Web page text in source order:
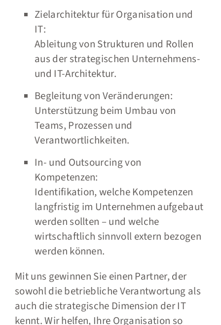
Zielarchitektur für Organisation und
IT:
Ableitung von Strukturen und Rollen
aus der strategischen Unternehmens-
und IT-Architektur.
Begleitung von Veränderungen:
Unterstützung beim Umbau von
Teams, Prozessen und
Verantwortlichkeiten.
In- und Outsourcing von
Kompetenzen:
Identifikation, welche Kompetenzen
langfristig im Unternehmen aufgebaut
werden sollten – und welche
wirtschaftlich sinnvoll extern bezogen
werden können.
Mit uns gewinnen Sie einen Partner, der
sowohl die betriebliche Verantwortung als
auch die strategische Dimension der IT
kennt. Wir helfen, Ihre Organisation so